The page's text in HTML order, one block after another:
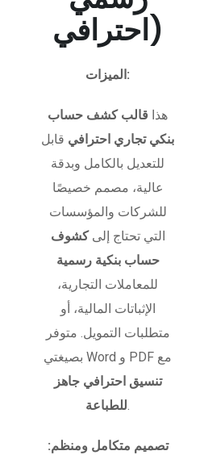
احترافي)
الميزات:
هذا قالب كشف حساب
بنكي تجاري احترافي قابل
للتعديل بالكامل وبدقة
عالية، مصمم خصيصًا
للشركات والمؤسسات
التي تحتاج إلىكشوف
حساب بنكية رسمية
للمعاملات التجارية،
الإثباتات المالية، أو
متطلبات التمويل. متوفر
بصيغتي Word و PDF مع
تنسيق احترافي جاهز
للطباعة.
تصميم متكامل ومنظم: